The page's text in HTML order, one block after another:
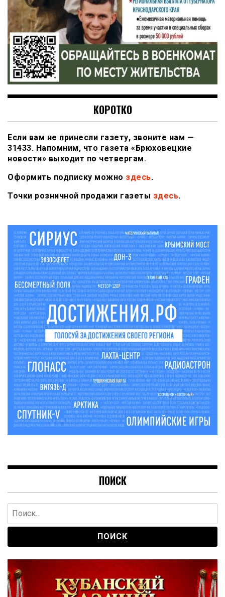
КОРОТКО
Если вам не принесли газету, звоните нам —
31433. Напомним, что газета «Брюховецкие
новости» выходит по четвергам.
Оформить подписку можно здесь.
Точки розничной продажи газеты здесь.
ПОИСК
Найти: